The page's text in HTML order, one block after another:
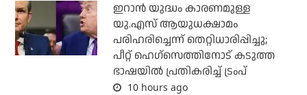
ഇറാന്‍ യുദ്ധം കാരണമുള്ള
യു.എസ് ആയുധക്ഷാമം
പരിഹരിച്ചെന്ന് തെറ്റിധാരിപ്പിച്ചു;
പീറ്റ് ഹെഗ്‌സെത്തിനോട് കടുത്ത
ഭാഷയില്‍ പ്രതികരിച്ച് ട്രംപ്
10 hours ago